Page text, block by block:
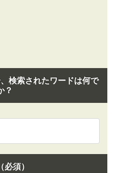
検索されたワードは何で
？
必須）